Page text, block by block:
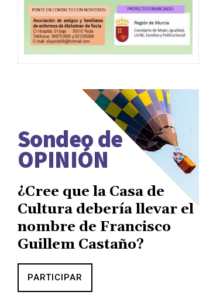
Sondeo de
OPINIÓN
¿Cree que la Casa de
Cultura debería llevar el
nombre de Francisco
Guillem Castaño?
PARTICIPAR